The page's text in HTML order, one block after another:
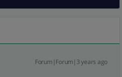
Forum|Forum|3 years ago